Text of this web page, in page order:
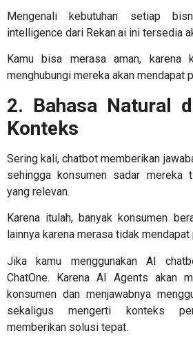
Mengenali kebutuhan setiap
intelligence dari Rekan.ai ini tersedia
Kamu bisa merasa aman, karena
menghubungi mereka akan mendapat
2. Bahasa Natural
Konteks
Sering kali, chatbot memberikan
sehingga konsumen sadar mereka
yang relevan.
Karena itulah, banyak konsumen
lainnya karena merasa tidak mendapat
Jika kamu menggunakan AI
ChatOne. Karena AI Agents akan
konsumen dan menjawabnya
sekaligus mengerti konteks
memberikan solusi tepat.